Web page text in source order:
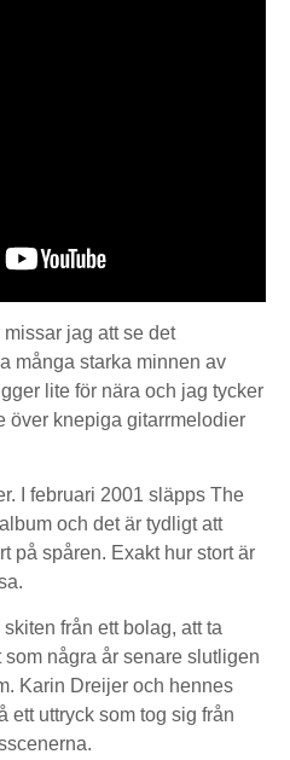
jag att se det
många starka minnen av
lite för nära och jag tycker
över knepiga gitarrmelodier
I februari 2001 släpps The
och det är tydligt att
på spåren. Exakt hur stort är
skiten från ett bolag, att ta
några år senare slutligen
Karin Dreijer och hennes
ett uttryck som tog sig från